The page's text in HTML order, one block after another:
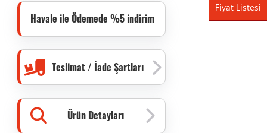
Havale ile Ödemede %5 indirim
Teslimat / İade Şartları
Ürün Detayları
Fiyat Listesi